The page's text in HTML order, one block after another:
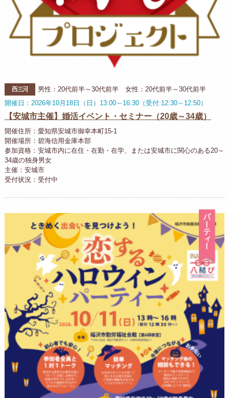
西三河
男性：20代前半～30代前半 女性：20代前半～30代前半
開催日：2026年10月18日（日）13:00～16:30（受付:12:30～12:50）
【安城市主催】婚活イベント・セミナー（20歳～34歳）
開催住所：愛知県安城市御幸本町15-1
開催場所：碧海信用金庫本部
参加資格：安城市内に在住・在勤・在学、または安城市に関心のある20～
34歳の独身男女
主催：安城市
受付状況：受付中
パ